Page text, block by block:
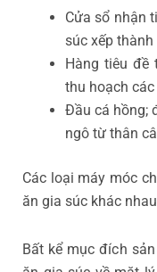
Cửa sổ nhận
súc xếp thành
Hàng tiêu đề
thu hoạch
Đầu cá hồng;
ngô từ thân
Các loại máy móc
ăn gia súc khác nhau
Bất kể mục đích